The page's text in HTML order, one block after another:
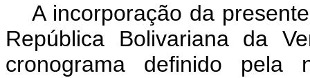
A incorporação da
República Bolivariana da
cronograma definido pela